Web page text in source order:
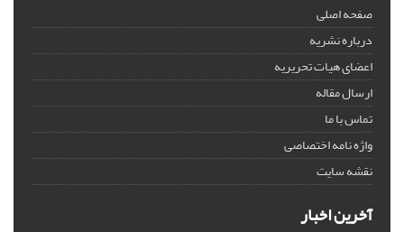
صفحه اصلی
درباره نشریه
اعضای هیات تحریریه
ارسال مقاله
تماس با ما
واژه نامه اختصاصی
نقشه سایت
آخرین اخبار